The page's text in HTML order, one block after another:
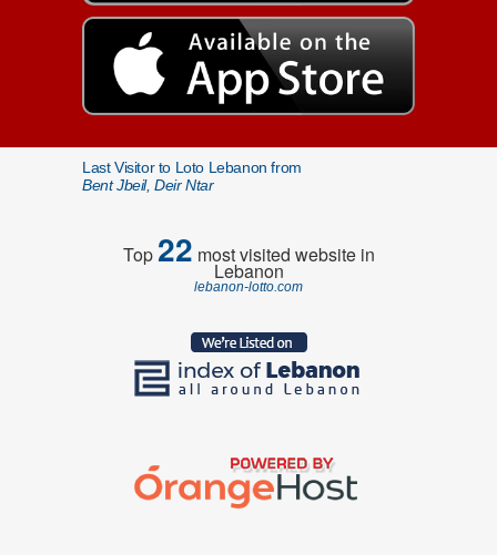
Last Visitor to Loto Lebanon from
Bent Jbeil, Deir Ntar
Top22 most visited website in
Lebanon
lebanon-lotto.com